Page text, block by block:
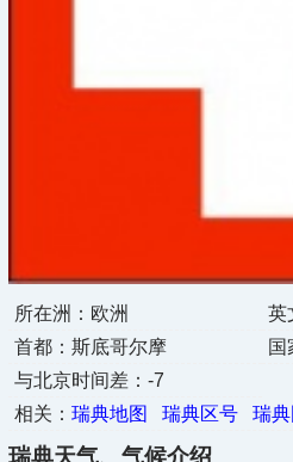
所在洲：欧洲
英
首都：斯底哥尔摩
国
与北京时间差：-7
相关： 瑞典地图 瑞典区号 瑞
瑞典天气、气候介绍